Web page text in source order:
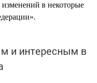
в некоторые
и интересным в